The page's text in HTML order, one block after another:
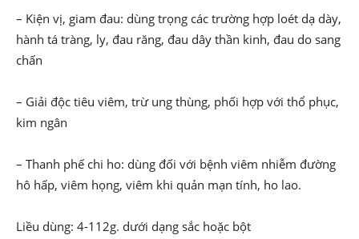
– Kiện vị, giam đau: dùng trọng các trường hợp loét dạ dày,
hành tá tràng, ly, đau răng, đau dây thần kinh, đau do sang
chấn
– Giải độc tiêu viêm, trừ ung thùng, phối hợp với thổ phục,
kim ngân
– Thanh phế chi ho: dùng đối với bệnh viêm nhiễm đường
hô hấp, viêm họng, viêm khi quản mạn tính, ho lao.
Liều dùng: 4-112g. dưới dạng sắc hoặc bột